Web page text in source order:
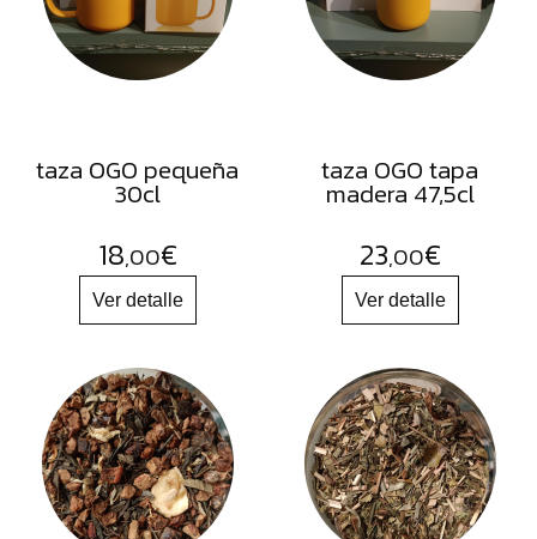
FRUTOS
SECOS
SAL
HARINAS
ACEITES
FLORES
PRODUCTOS
ACCESORIOS
ALIMENTOS
DESHIDRATADOS
taza OGO pequeña
30cl
18,00€
taza OGO tapa
madera 47,5cl
23,00€